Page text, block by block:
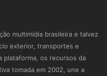
multimídia brasileira e talvez
exterior, transportes e
plataforma, os recursos da
tomada em 2002, une a